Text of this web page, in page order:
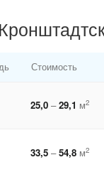
Стоимость
25,0 –29,1 м2
33,5 –54,8 м2